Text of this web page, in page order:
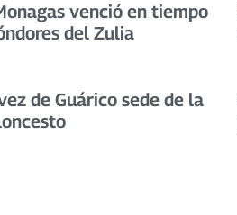
venció en tiempo
del Zulia
de Guárico sede de la